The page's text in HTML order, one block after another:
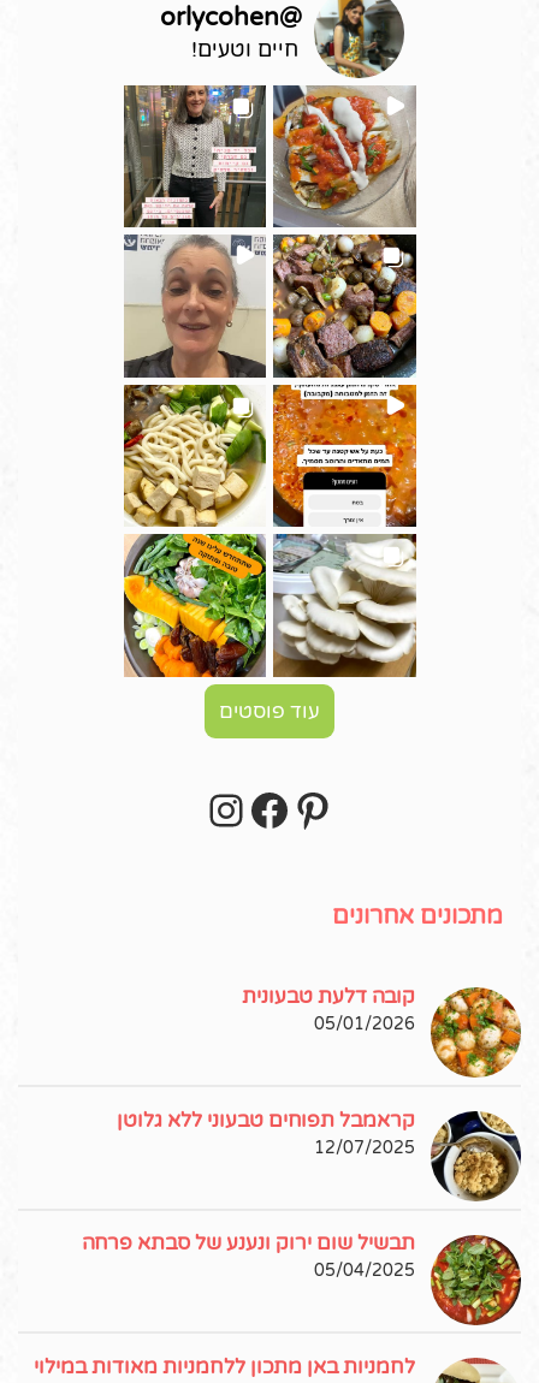
@
orlycohen
חיים וטעים!
עוד פוסטים
Pinterest
Facebook
מתכונים אחרונים
קובה דלעת טבעונית
05/01/2026
קראמבל תפוחים טבעוני ללא גלוטן
12/07/2025
תבשיל שום ירוק ונענע של סבתא פרחה
05/04/2025
לחמניות באן מתכון ללחמניות מאודות במילוי